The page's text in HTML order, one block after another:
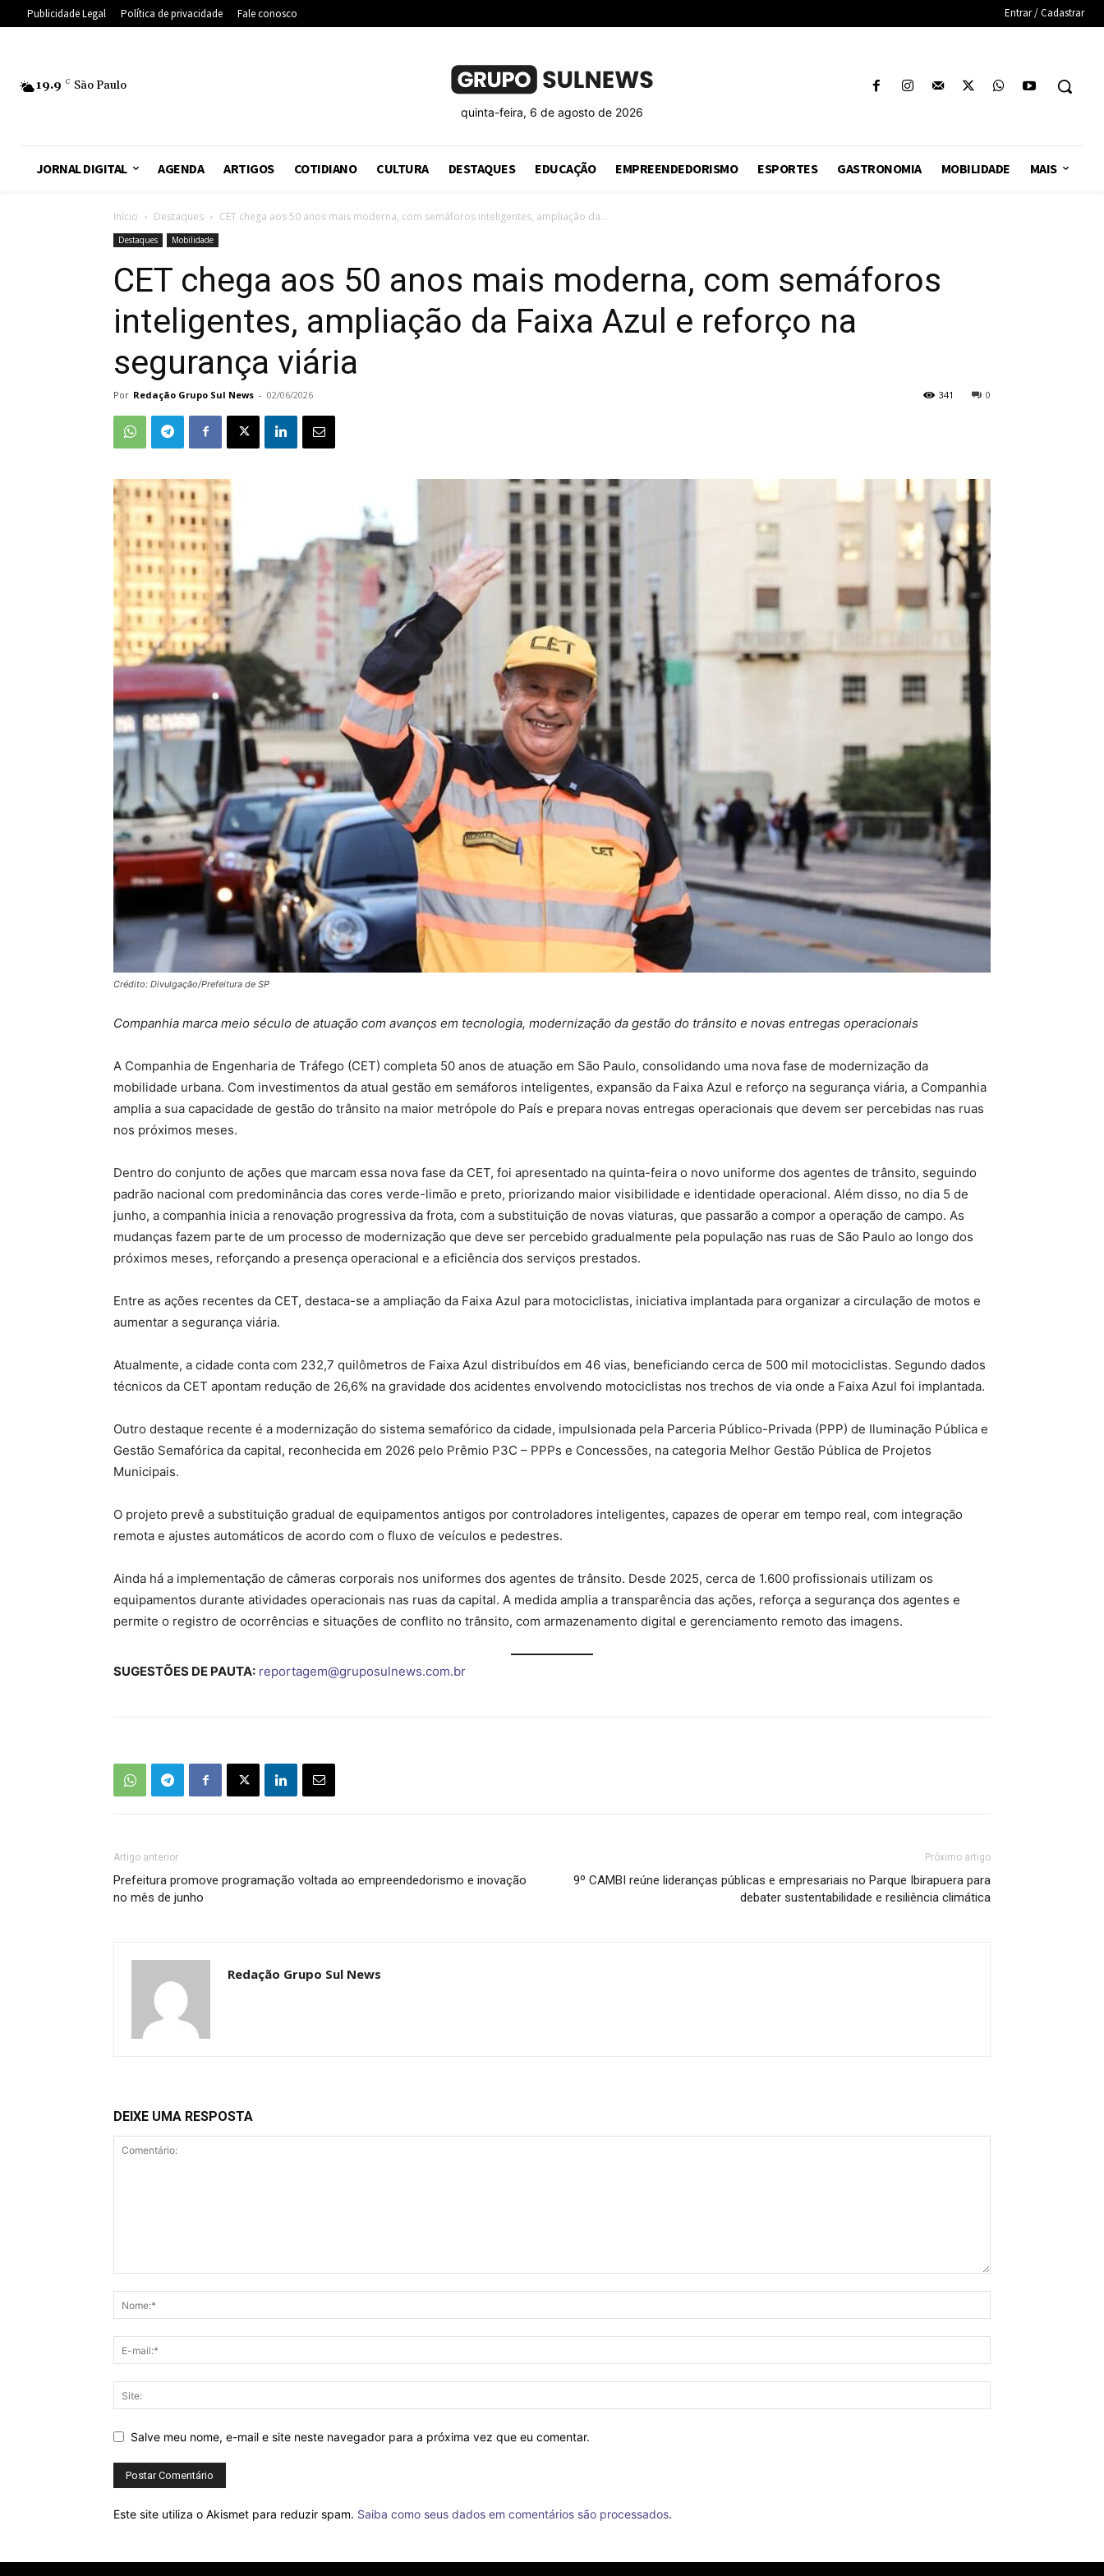
Publicidade Legal Política de privacidade Fale conosco Entrar / Cadastrar
19.9 C São Paulo
quinta-feira, 6 de agosto de 2026
JORNAL DIGITAL AGENDA ARTIGOS COTIDIANO CULTURA DESTAQUES EDUCAÇÃO EMPREENDEDORISMO ESPORTES GASTRONOMIA MOBILIDADE MAIS
Início Destaques CET chega aos 50 anos mais moderna, com semáforos inteligentes, ampliação da...
Destaques Mobilidade
CET chega aos 50 anos mais moderna, com semáforos
inteligentes, ampliação da Faixa Azul e reforço na
segurança viária
Por Redação Grupo Sul News - 02/06/2026 0
341
Crédito: Divulgação/Prefeitura de SP
Companhia marca meio século de atuação com avanços em tecnologia, modernização da gestão do trânsito e novas entregas operacionais
A Companhia de Engenharia de Tráfego (CET) completa 50 anos de atuação em São Paulo, consolidando uma nova fase de modernização da
mobilidade urbana. Com investimentos da atual gestão em semáforos inteligentes, expansão da Faixa Azul e reforço na segurança viária, a Companhia
amplia a sua capacidade de gestão do trânsito na maior metrópole do País e prepara novas entregas operacionais que devem ser percebidas nas ruas
nos próximos meses.
Dentro do conjunto de ações que marcam essa nova fase da CET, foi apresentado na quinta-feira o novo uniforme dos agentes de trânsito, seguindo
padrão nacional com predominância das cores verde-limão e preto, priorizando maior visibilidade e identidade operacional. Além disso, no dia 5 de
junho, a companhia inicia a renovação progressiva da frota, com a substituição de novas viaturas, que passarão a compor a operação de campo. As
mudanças fazem parte de um processo de modernização que deve ser percebido gradualmente pela população nas ruas de São Paulo ao longo dos
próximos meses, reforçando a presença operacional e a eficiência dos serviços prestados.
Entre as ações recentes da CET, destaca-se a ampliação da Faixa Azul para motociclistas, iniciativa implantada para organizar a circulação de motos e
aumentar a segurança viária.
Atualmente, a cidade conta com 232,7 quilômetros de Faixa Azul distribuídos em 46 vias, beneficiando cerca de 500 mil motociclistas. Segundo dados
técnicos da CET apontam redução de 26,6% na gravidade dos acidentes envolvendo motociclistas nos trechos de via onde a Faixa Azul foi implantada.
Outro destaque recente é a modernização do sistema semafórico da cidade, impulsionada pela Parceria Público-Privada (PPP) de Iluminação Pública e
Gestão Semafórica da capital, reconhecida em 2026 pelo Prêmio P3C – PPPs e Concessões, na categoria Melhor Gestão Pública de Projetos
Municipais.
O projeto prevê a substituição gradual de equipamentos antigos por controladores inteligentes, capazes de operar em tempo real, com integração
remota e ajustes automáticos de acordo com o fluxo de veículos e pedestres.
Ainda há a implementação de câmeras corporais nos uniformes dos agentes de trânsito. Desde 2025, cerca de 1.600 profissionais utilizam os
equipamentos durante atividades operacionais nas ruas da capital. A medida amplia a transparência das ações, reforça a segurança dos agentes e
permite o registro de ocorrências e situações de conflito no trânsito, com armazenamento digital e gerenciamento remoto das imagens.
SUGESTÕES DE PAUTA: reportagem@gruposulnews.com.br
Artigo anterior
Prefeitura promove programação voltada ao empreendedorismo e inovação
no mês de junho
Próximo artigo
9º CAMBI reúne lideranças públicas e empresariais no Parque Ibirapuera para
debater sustentabilidade e resiliência climática
Redação Grupo Sul News
DEIXE UMA RESPOSTA
Salve meu nome, e-mail e site neste navegador para a próxima vez que eu comentar.
Este site utiliza o Akismet para reduzir spam. Saiba como seus dados em comentários são processados.